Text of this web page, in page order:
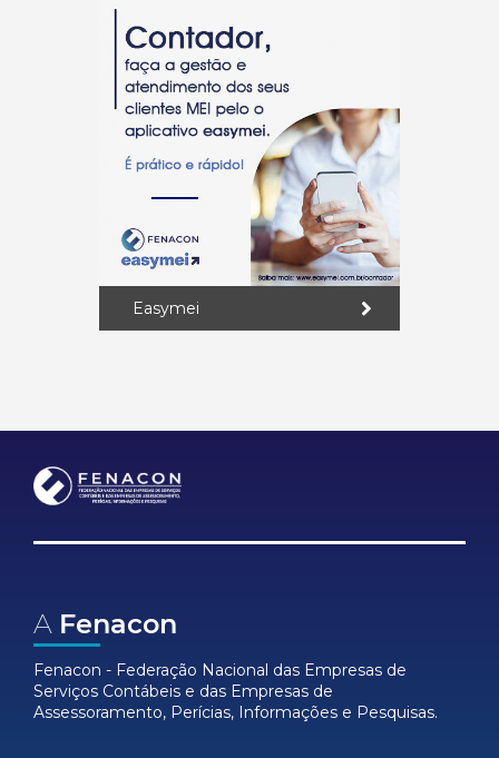
Easymei
A Fenacon
Fenacon - Federação Nacional das Empresas de
Serviços Contábeis e das Empresas de
Assessoramento, Perícias, Informações e Pesquisas.